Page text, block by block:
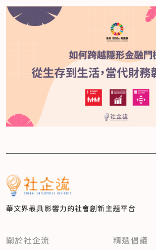
華文界最具影響力的社會創新主題平台
關於社企流 精選倡議